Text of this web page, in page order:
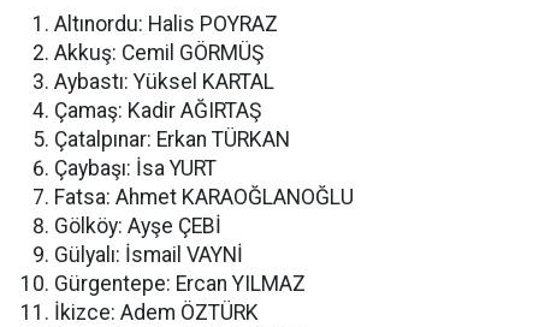
Altınordu: Halis POYRAZ
Akkuş: Cemil GÖRMÜŞ
Aybastı: Yüksel KARTAL
Çamaş: Kadir AĞIRTAŞ
Çatalpınar: Erkan TÜRKAN
Çaybaşı: İsa YURT
Fatsa: Ahmet KARAOĞLANOĞLU
Gölköy: Ayşe ÇEBİ
Gülyalı: İsmail VAYNİ
Gürgentepe: Ercan YILMAZ
İkizce: Adem ÖZTÜRK